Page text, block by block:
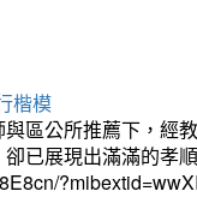
楷模
公所推薦下，經
已展現出滿滿的孝